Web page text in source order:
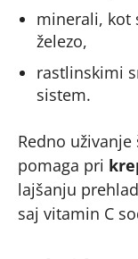
minerali, kot
železo,
rastlinskimi
sistem.
Redno
pomaga pri
lajšanju
saj vitamin C